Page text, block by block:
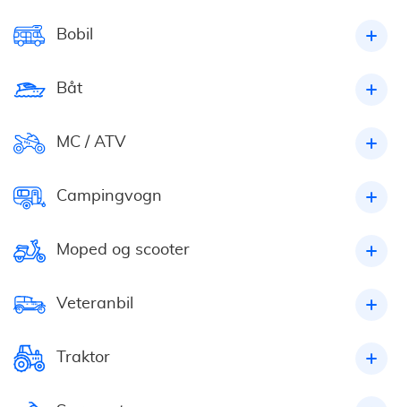
Bobil
Båt
MC / ATV
Campingvogn
Moped og scooter
Veteranbil
Traktor